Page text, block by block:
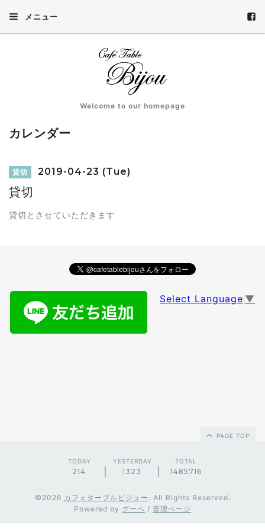
メニュー
Welcome to our homepage
カレンダー
貸切 2019-04-23 (Tue)
貸切
貸切とさせていただきます
Select Language ▼
PAGE TOP
TODAY
214
YESTERDAY
1323
TOTAL
1485716
©2026 カフェターブルビジュー . All Rights Reserved.
Powered by グーペ / 管理ページ